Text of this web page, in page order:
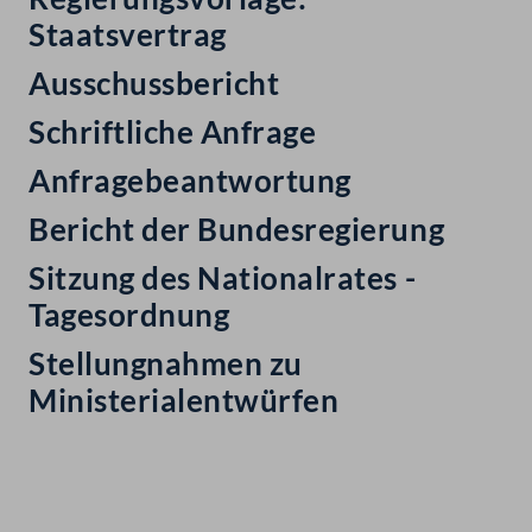
Staatsvertrag
Ausschussbericht
Schriftliche Anfrage
Anfragebeantwortung
Bericht der Bundesregierung
Sitzung des Nationalrates -
Tagesordnung
Stellungnahmen zu
Ministerialentwürfen